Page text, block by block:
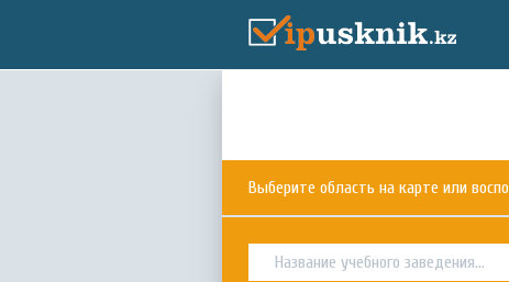
Выберите область на карте или